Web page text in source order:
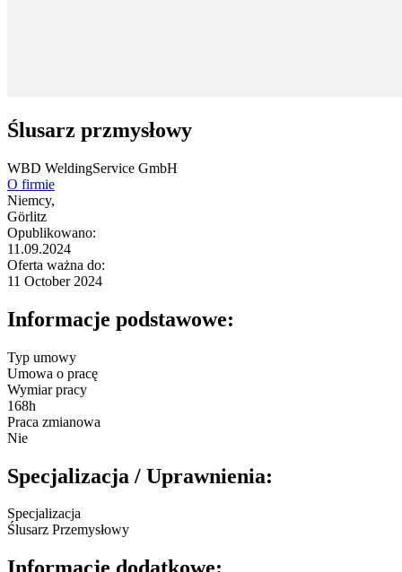
Ślusarz przmysłowy
WBD WeldingService GmbH
O firmie
Niemcy,
Görlitz
Opublikowano:
11.09.2024
Oferta ważna do:
11 October 2024
Informacje podstawowe:
Typ umowy
Umowa o pracę
Wymiar pracy
168h
Praca zmianowa
Nie
Specjalizacja / Uprawnienia:
Specjalizacja
Ślusarz Przemysłowy